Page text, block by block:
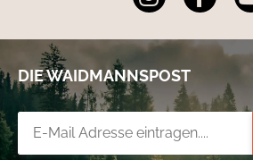
DIE WAIDMANNSPOST